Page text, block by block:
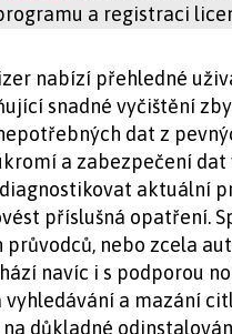
a registraci
nabízí přehledné
snadné vyčištění
dat z
a zabezpečení
aktuální
příslušná opatření.
nebo zcela
navíc i s podporou
vyhledávání a mazání
důkladné